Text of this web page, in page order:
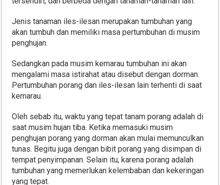
Jenis tanaman iles-ilesan merupakan tumbuhan yang
akan tumbuh dan memiliki masa pertumbuhan di musim
penghujan.
Sedangkan pada musim kemarau tumbuhan ini akan
mengalami masa istirahat atau disebut dengan dorman.
Pertumbuhan porang dan iles-ilesan lain terhenti di saat
kemarau.
Oleh sebab itu, waktu yang tepat tanam porang adalah di
saat musim hujan tiba. Ketika memasuki musim
penghujan porang yang dorman akan mulai memunculkan
tunas. Begitu juga dengan bibit porang yang disimpan di
tempat penyimpanan. Selain itu, karena porang adalah
tumbuhan yang memerlukan kelembaban dan kekeringan
yang tepat.